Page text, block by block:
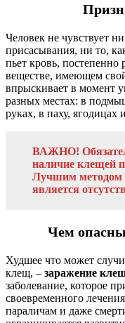
Человек не чувствует
присасывания, ни то,
пьет кровь,
веществе, имеющем
впрыскивает в момент
разных местах: в
руках, в паху, ягодицах
ВАЖНО!
наличие клещей
Лучшим методом
является
Чем
Худшее что может
клещ, – заражение
заболевание, которое
своевременного
параличам и даже